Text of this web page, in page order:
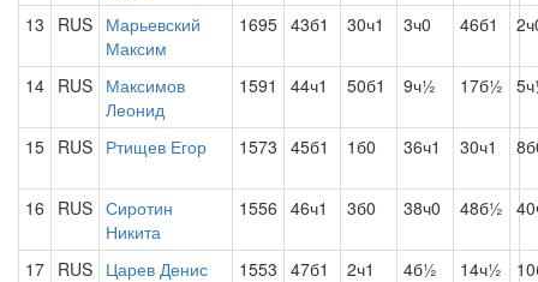
13 RUS Марьевский
Максим
1695 43б1 30ч1 3ч0 46б1
14 RUS Максимов
Леонид
1591 44ч1 50б1 9ч½ 17б½
15 RUS Ртищев Егор 1573 45б1 1б0 36ч1 30ч1
16 RUS Сиротин
Никита
1556 46ч1 3б0 38ч0 48б½
17 RUS Царев Денис 1553 47б1 2ч1 4б½ 14ч½